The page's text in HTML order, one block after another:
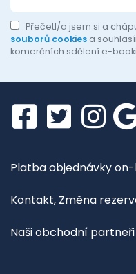
Přečetl/a jsem si a
souborů cookies a
komerčních sdělení e-
Platba objednávky
Kontakt, Změna
Naši obchodní partneři